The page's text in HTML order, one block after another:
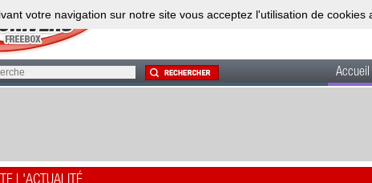
Accueil
votre navigation sur notre site vous acceptez l'utilisation de